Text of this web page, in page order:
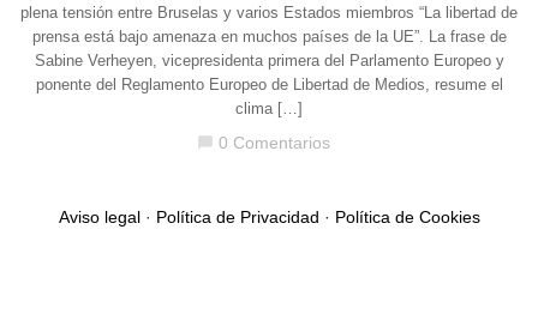
plena tensión entre Bruselas y varios Estados miembros “La libertad de
prensa está bajo amenaza en muchos países de la UE”. La frase de
Sabine Verheyen, vicepresidenta primera del Parlamento Europeo y
ponente del Reglamento Europeo de Libertad de Medios, resume el
clima […]
chat_bubble 0 Comentarios
Aviso legal· Política de Privacidad · Política de Cookies